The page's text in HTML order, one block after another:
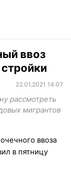
ввоз
22.01.2021 14:07
рассмотреть
мигрантов
ввоза
в пятницу